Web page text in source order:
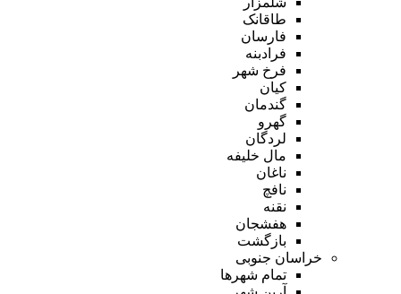
طاقانک
فارسان
فرادبنه
فرخ شهر
کیان
گندمان
گهرو
لردگان
مال خلیفه
ناغان
نافچ
نقنه
هفشجان
بازگشت
خراسان جنوبی
تمام شهر‌ها